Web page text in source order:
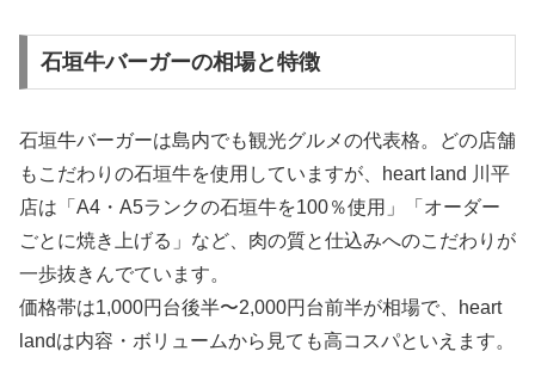
石垣牛バーガーの相場と特徴
石垣牛バーガーは島内でも観光グルメの代表格。どの店舗
もこだわりの石垣牛を使用していますが、heart land 川平
店は「A4・A5ランクの石垣牛を100％使用」「オーダー
ごとに焼き上げる」など、肉の質と仕込みへのこだわりが
一歩抜きんでています。
価格帯は1,000円台後半〜2,000円台前半が相場で、heart
landは内容・ボリュームから見ても高コスパといえます。